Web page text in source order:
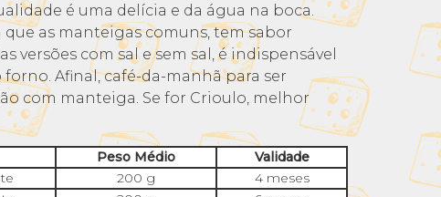
é uma delícia e da água na boca.
que as manteigas comuns, tem sabor
versões com sal e sem sal, é indispensável
Afinal, café-da-manhã para ser
com manteiga. Se for Crioulo, melhor
Peso Médio
Validade
200 g
4 meses